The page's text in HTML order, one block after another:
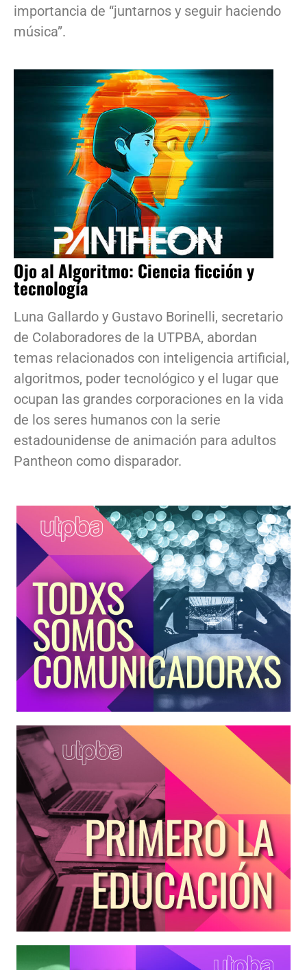
importancia de “juntarnos y seguir haciendo
música”.
Ojo al Algoritmo: Ciencia ficción y
tecnología
Luna Gallardo y Gustavo Borinelli, secretario
de Colaboradores de la UTPBA, abordan
temas relacionados con inteligencia artificial,
algoritmos, poder tecnológico y el lugar que
ocupan las grandes corporaciones en la vida
de los seres humanos con la serie
estadounidense de animación para adultos
Pantheon como disparador.